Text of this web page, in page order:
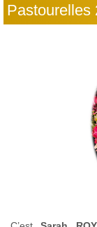
Pastourelles